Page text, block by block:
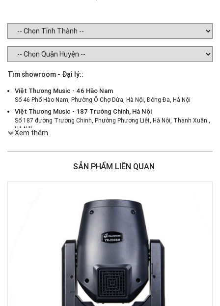
Tìm showroom - Đại lý::
Việt Thương Music - 46 Hào Nam
Số 46 Phố Hào Nam, Phường Ô Chợ Dừa, Hà Nội, Đống Đa, Hà Nội
Việt Thương Music - 187 Trường Chinh, Hà Nội
Số 187 đường Trường Chinh, Phường Phương Liệt, Hà Nội, Thanh Xuân ,
Hà Nội
386 Cách Mạng Tháng Tám, Phường Nhiêu Lộc, TPHCM, Quận 3, Hồ Chí
Việt Thương Music - 369 Điện Biên Phủ
180B Võ Thị Sáu, Phường Xuân Hòa, TPHCM, Quận 3, Hồ Chí Minh
Việt Thương Music - Crescent Mall
6F-01 Tầng 6 Trung Tâm Thương Mại Crescent Mall, 101 Tôn Dật Tiên,
Phường Tân Mỹ, TPHCM, Quận 7, Hồ Chí Minh
Việt Thương Music - 49E Phan Đăng Lưu
49E Phan Đăng Lưu, Phường Bình Thạnh, TPHCM, Quận Bình Thạnh, Hồ
Việt Thương Music - Phường Gò Vấp
11 Đường số 3, Khu dân cư Cityland Park Hill, Phường Gò Vấp, TPHCM,
Quận Gò Vấp, Hồ Chí Minh
Việt Thương Music - 102Q An Dương Vương
Xem thêm
SẢN PHẨM LIÊN QUAN